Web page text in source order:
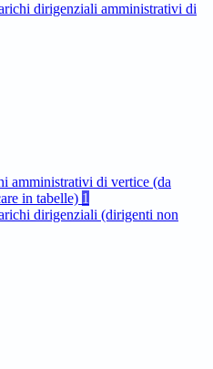
dirigenziali amministrativi di
amministrativi di vertice (da
in tabelle) 1
dirigenziali (dirigenti non